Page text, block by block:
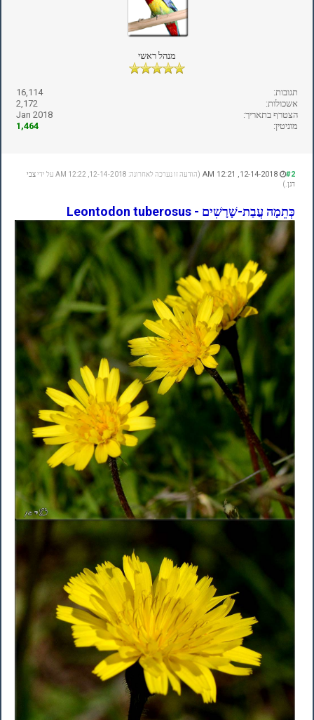
מנהל ראשי
תגובות:
16,114
אשכולות:
2,172
הצטרף בתאריך:
Jan 2018
מוניטין:
1,464
#2 (הודעה זו נערכה לאחרונה: 12-14-2018, 12:22 AM על ידי
צבי
דגן .)
כְּתֵמָה עֲבַת-שָׁרָשִׁים - Leontodon tuberosus